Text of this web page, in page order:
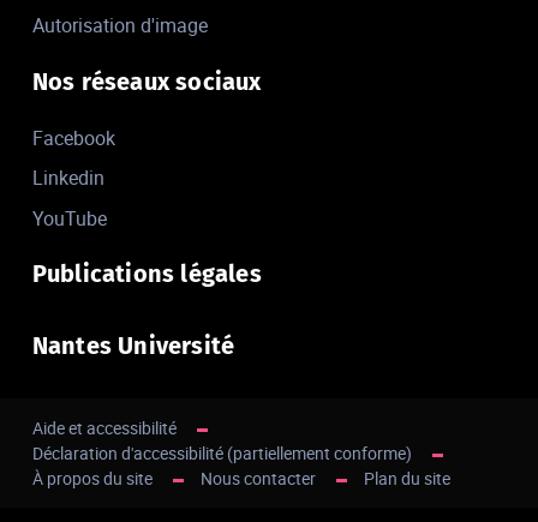
Autorisation d'image
Nos réseaux sociaux
Facebook
Linkedin
YouTube
Publications légales
Nantes Université
Aide et accessibilité
Déclaration d'accessibilité (partiellement conforme)
À propos du site
Nous contacter Plan du site